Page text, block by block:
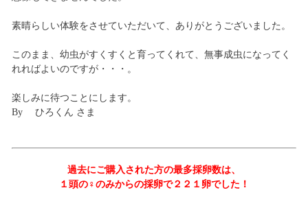
素晴らしい体験をさせていただいて、ありがとうございました。
このまま、幼虫がすくすくと育ってくれて、無事成虫になってく
れればよいのですが・・・。
楽しみに待つことにします。
By ひろくん さま
過去にご購入された方の最多採卵数は、
１頭の♀のみからの採卵で２２１卵でした！